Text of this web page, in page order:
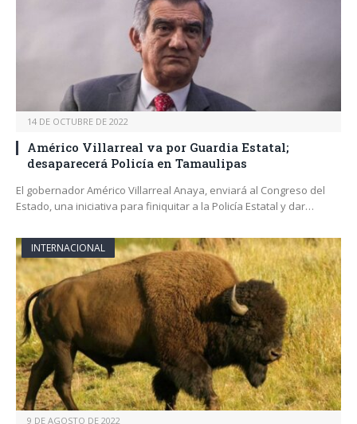
14 DE OCTUBRE DE 2022
Américo Villarreal va por Guardia Estatal;
desaparecerá Policía en Tamaulipas
El gobernador Américo Villarreal Anaya, enviará al Congreso del
Estado, una iniciativa para finiquitar a la Policía Estatal y dar…
INTERNACIONAL
9 DE AGOSTO DE 2022